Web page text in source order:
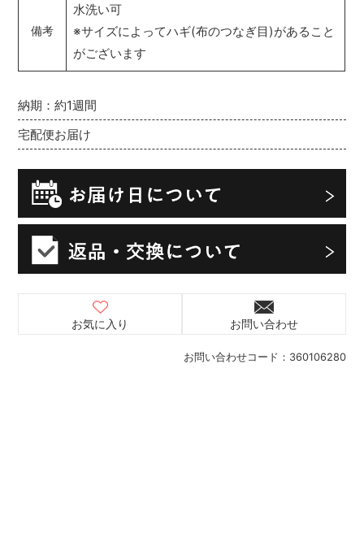
お問い合わせコード： 360106280
納期：約1週間
宅配便お届け
お気に入り お問い合わせ
備考
水洗い可
※サイズによってハギ(布のつなぎ目)があること
がございます